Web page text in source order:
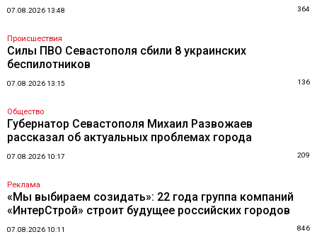
07.08.2026 13:48 364
Происшествия
Силы ПВО Севастополя сбили 8 украинских
беспилотников
07.08.2026 13:15 136
Общество
Губернатор Севастополя Михаил Развожаев
рассказал об актуальных проблемах города
07.08.2026 10:17 209
Реклама
«Мы выбираем созидать»: 22 года группа компаний
«ИнтерСтрой» строит будущее российских городов
07.08.2026 10:11 846